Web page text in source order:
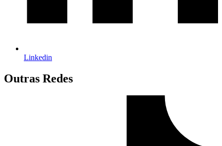
Linkedin
Outras Redes